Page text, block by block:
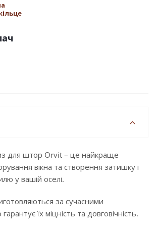
для штор Orvit – це найкраще
вікна та створення затишку і
у вашій оселі.
за сучасними
їх міцність та довговічність.